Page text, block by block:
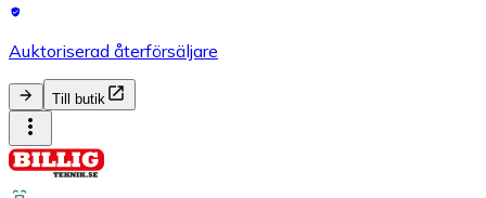
Auktoriserad återförsäljare
Till butik